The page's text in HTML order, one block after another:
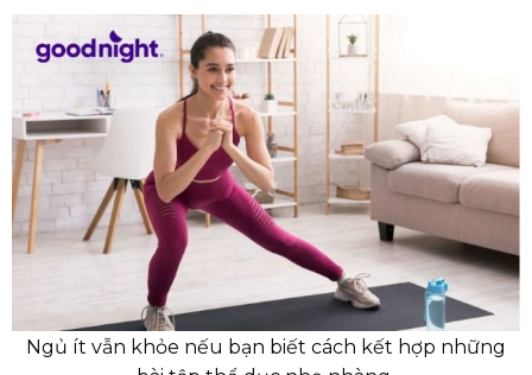
Ngủ ít vẫn khỏe nếu bạn biết cách kết hợp những